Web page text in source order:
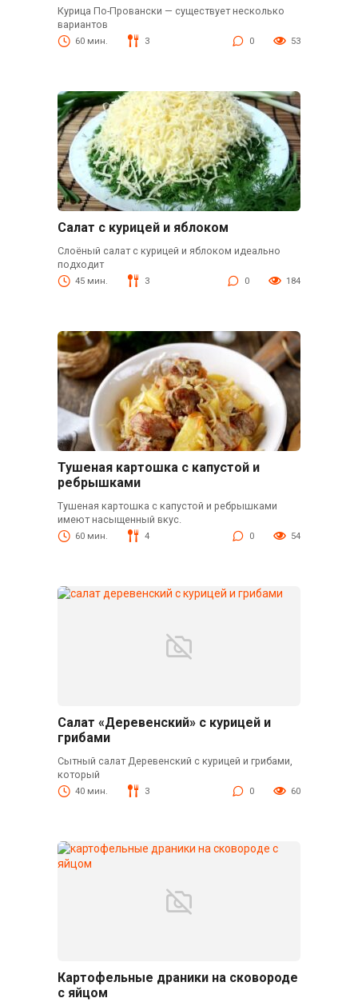
Курица По-Провански — существует несколько
вариантов
60 мин. 3 0 53
Салат с курицей и яблоком
Слоёный салат с курицей и яблоком идеально
подходит
45 мин. 3 0 184
Тушеная картошка с капустой и
ребрышками
Тушеная картошка с капустой и ребрышками
имеют насыщенный вкус.
60 мин. 4 0 54
Салат «Деревенский» с курицей и
грибами
Сытный салат Деревенский с курицей и грибами,
который
40 мин. 3 0 60
Картофельные драники на сковороде
с яйцом